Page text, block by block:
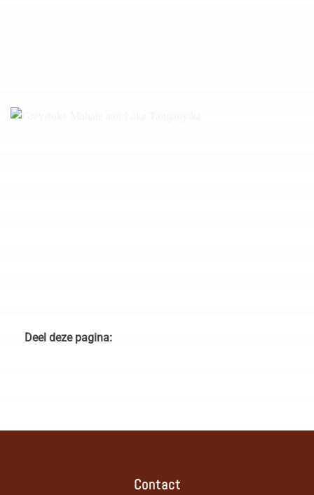
Deel deze pagina:
Contact